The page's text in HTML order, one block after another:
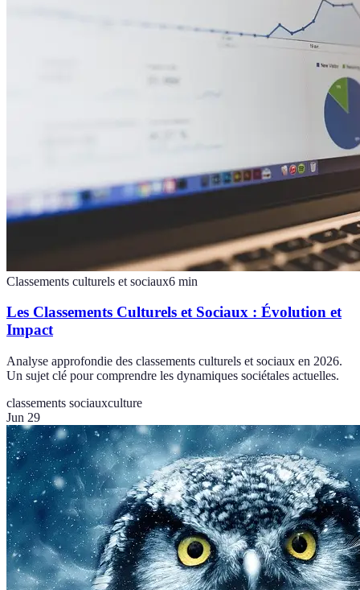
Classements culturels et sociaux6 min
Les Classements Culturels et Sociaux : Évolution et
Impact
Analyse approfondie des classements culturels et sociaux en 2026.
Un sujet clé pour comprendre les dynamiques sociétales actuelles.
classements sociauxculture
Jun 29